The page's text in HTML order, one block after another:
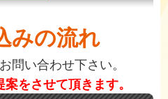
みの流れ
問い合わせ下さい。
をさせて頂きます。